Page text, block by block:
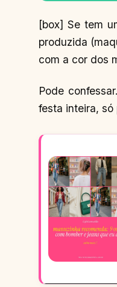
[box] Se tem
produzida
com a cor dos
Pode
festa inteira,